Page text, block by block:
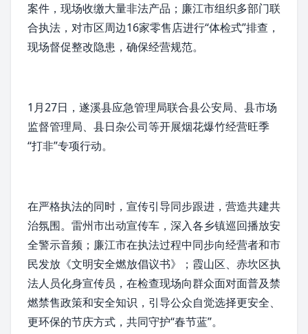
案件，现场收缴大量非法产品； 廉江市组织多部门联
合执法，对市区周边16家零售店进行“体检式”排查，
现场督促整改隐患，确保经营规范。
1月27日，遂溪县应急管理局联合县公安局、县市场
监督管理局、县日杂公司等开展烟花爆竹经营旺季
“打非”专项行动。
在严格执法的同时，宣传引导同步跟进，营造共建共
治氛围。 雷州市出动宣传车，深入各乡镇巡回播放安
全警示音频；廉江市在执法过程中同步向经营者和市
民发放《文明安全燃放倡议书》； 霞山区、 赤坎区执
法人员化身宣传员，在检查现场向群众面对面普及禁
燃禁售政策和安全知识，引导公众自觉选择更安全、
更环保的节庆方式，共同守护“春节蓝”。